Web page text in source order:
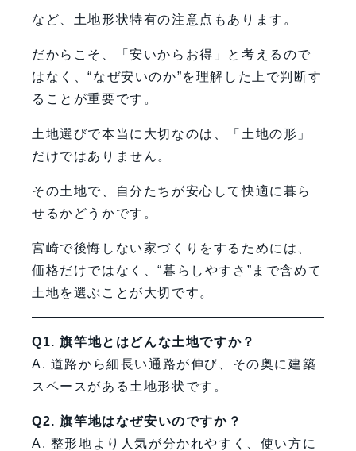
など、土地形状特有の注意点もあります。
だからこそ、「安いからお得」と考えるので
はなく、“なぜ安いのか”を理解した上で判断す
ることが重要です。
土地選びで本当に大切なのは、「土地の形」
だけではありません。
その土地で、自分たちが安心して快適に暮ら
せるかどうかです。
宮崎で後悔しない家づくりをするためには、
価格だけではなく、“暮らしやすさ”まで含めて
土地を選ぶことが大切です。
Q1. 旗竿地とはどんな土地ですか？
A. 道路から細長い通路が伸び、その奥に建築
スペースがある土地形状です。
Q2. 旗竿地はなぜ安いのですか？
A. 整形地より人気が分かれやすく、使い方に